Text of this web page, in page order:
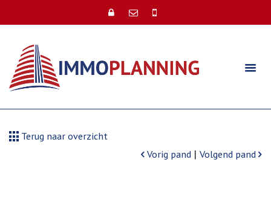
Terug naar overzicht
Vorig pand | Volgend pand